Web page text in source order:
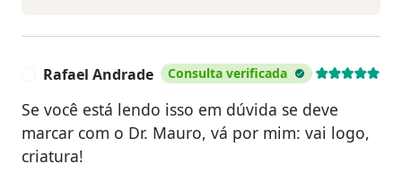
Rafael Andrade Consulta verificada
Se você está lendo isso em dúvida se deve
marcar com o Dr. Mauro, vá por mim: vai logo,
criatura!